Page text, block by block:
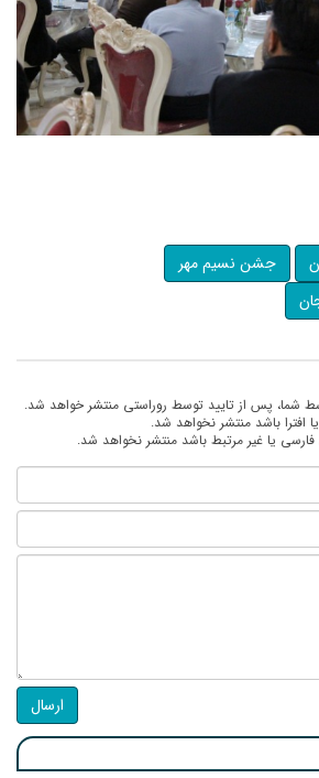
جشن نسیم مهر
شما، پس از تایید توسط روراستی منتشر خواهد شد.
افترا باشد منتشر نخواهد شد.
فارسی یا غیر مرتبط باشد منتشر نخواهد شد.
ارسال